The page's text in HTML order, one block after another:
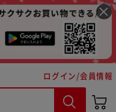
ログイン/会員情報